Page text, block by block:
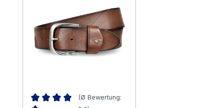
(Ø Bewertung: